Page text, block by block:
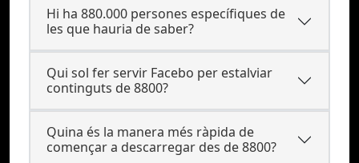
Hi ha 880.000 persones específiques de
les que hauria de saber?
Qui sol fer servir Facebo per estalviar
continguts de 8800?
Quina és la manera més ràpida de
començar a descarregar des de 8800?